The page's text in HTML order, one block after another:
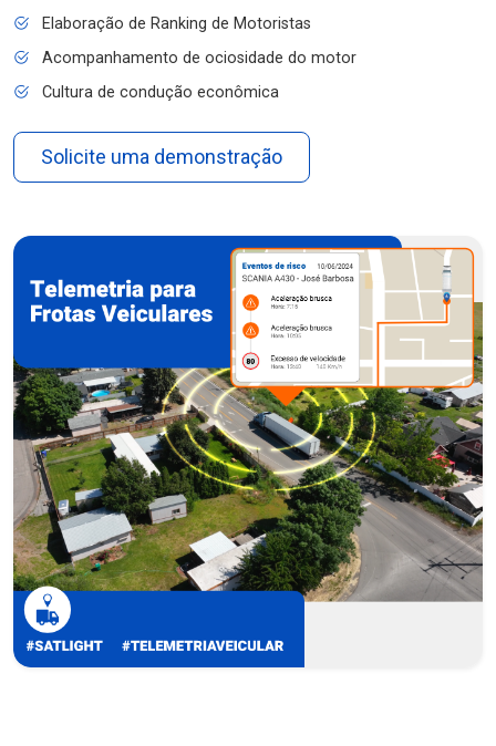
Elaboração de Ranking de Motoristas
Acompanhamento de ociosidade do motor
Cultura de condução econômica
Solicite uma demonstração